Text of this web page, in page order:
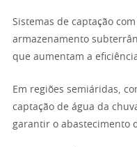
Sistemas de captação
armazenamento
que aumentam a
Em regiões semiáridas,
captação de água da
garantir o abastecimento